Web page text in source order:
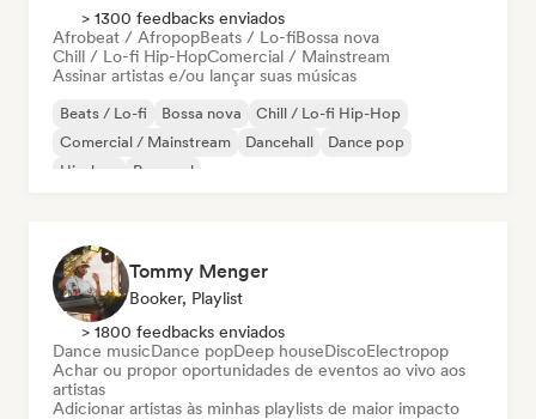
> 1300 feedbacks enviados
Afrobeat / AfropopBeats / Lo-fiBossa nova
Chill / Lo-fi Hip-HopComercial / Mainstream
Assinar artistas e/ou lançar suas músicas
Beats / Lo-fi Bossa nova
Chill / Lo-fi Hip-Hop
Comercial / Mainstream
Dancehall
Dance pop
Hip-hop
Pop soul
Tommy Menger
Booker, Playlist
> 1800 feedbacks enviados
Dance musicDance popDeep houseDiscoElectropop
Achar ou propor oportunidades de eventos ao vivo aos
artistas
Adicionar artistas às minhas playlists de maior impacto